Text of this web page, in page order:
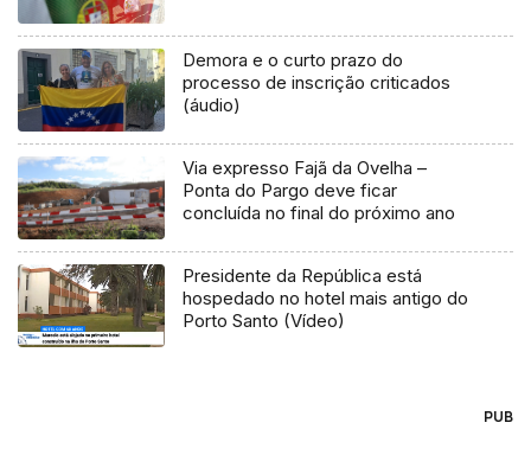
Demora e o curto prazo do
processo de inscrição criticados
(áudio)
Via expresso Fajã da Ovelha –
Ponta do Pargo deve ficar
concluída no final do próximo ano
Presidente da República está
hospedado no hotel mais antigo do
Porto Santo (Vídeo)
PUB